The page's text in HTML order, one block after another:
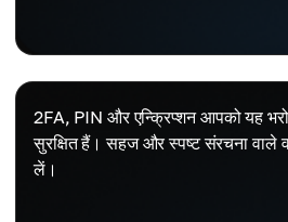
2FA, PIN और एन्क्रिप्शन आपको यह
सुरक्षित हैं। सहज और स्पष्ट संरचना
लें।